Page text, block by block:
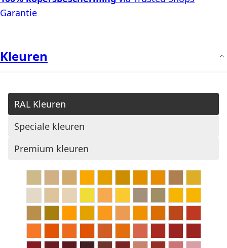
Garantie
Kleuren
RAL Kleuren
Speciale kleuren
Premium kleuren